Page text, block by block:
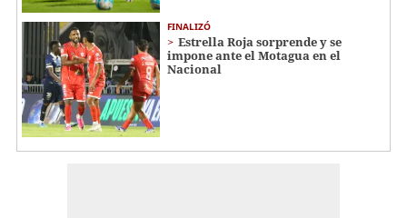
FINALIZÓ
Estrella Roja sorprende y se
impone ante el Motagua en el
Nacional